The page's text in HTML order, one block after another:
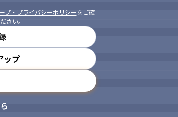
プ・プライバシーポリシーをご確
さい。
ップ